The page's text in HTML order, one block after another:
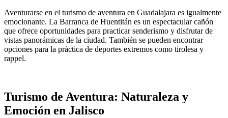
Aventurarse en el turismo de aventura en Guadalajara es igualmente
emocionante. La Barranca de Huentitán es un espectacular cañón
que ofrece oportunidades para practicar senderismo y disfrutar de
vistas panorámicas de la ciudad. También se pueden encontrar
opciones para la práctica de deportes extremos como tirolesa y
rappel.
Turismo de Aventura: Naturaleza y
Emoción en Jalisco